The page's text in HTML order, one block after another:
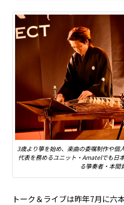
3歳より箏を始め、楽曲の委嘱制作や個
代表を務めるユニット・Amatelでも日
る箏奏者・本間
トーク＆ライブは昨年7月に六